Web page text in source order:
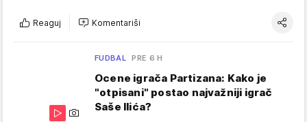
Reaguj Komentariši
FUDBAL PRE 6 H
Ocene igrača Partizana: Kako je
"otpisani" postao najvažniji igrač
Saše Ilića?